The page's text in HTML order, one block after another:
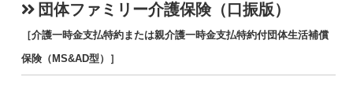
団体ファミリー介護保険（口振版）
［介護一時金支払特約または親介護一時金支払特約付団体生活補償
保険（MS&AD型）］